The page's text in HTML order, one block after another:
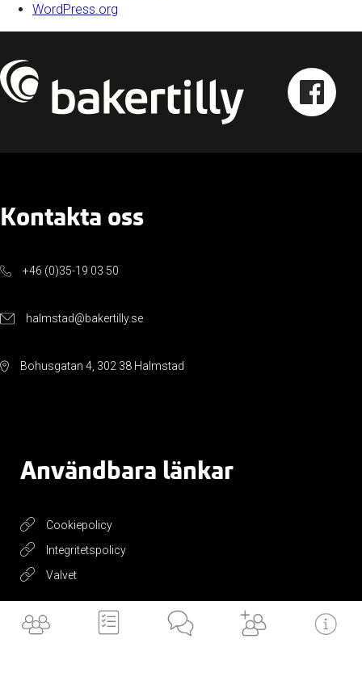
WordPress.org
Kontakta oss
+46 (0)35-19 03 50
halmstad@bakertilly.se
Bohusgatan 4, 302 38 Halmstad
Användbara länkar
Cookiepolicy
Integritetspolicy
Valvet